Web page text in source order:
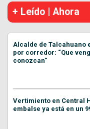
+ Leído | Ahora
Alcalde de Talcahuano
por corredor: “Que
conozcan”
Vertimiento en Central
embalse ya está en un